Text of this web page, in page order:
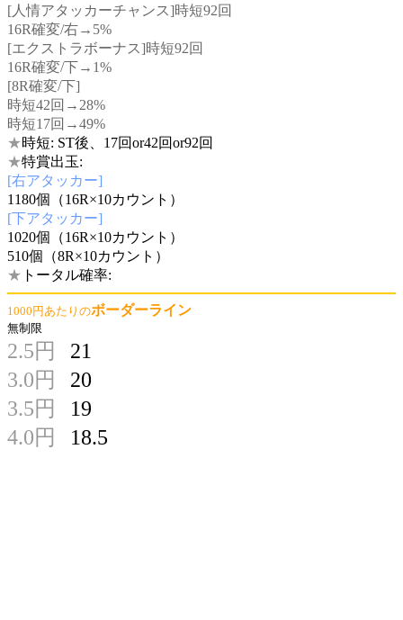
[人情アタッカーチャンス]時短92回
16R確変/右→5%
[エクストラボーナス]時短92回
16R確変/下→1%
[8R確変/下]
時短42回→28%
時短17回→49%
★時短: ST後、17回or42回or92回
★特賞出玉:
[右アタッカー]
1180個（16R×10カウント）
[下アタッカー]
1020個（16R×10カウント）
510個（8R×10カウント）
★ トータル確率:
1000円あたりのボーダーライン
無制限
2.5円
21
3.0円
20
3.5円
19
4.0円
18.5